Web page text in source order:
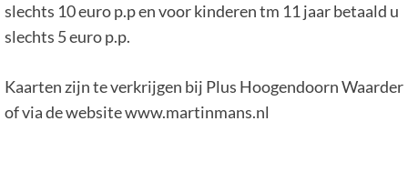
slechts 10 euro p.p en voor kinderen tm 11 jaar betaald u
slechts 5 euro p.p.
Kaarten zijn te verkrijgen bij Plus Hoogendoorn Waarder
of via de website www.martinmans.nl